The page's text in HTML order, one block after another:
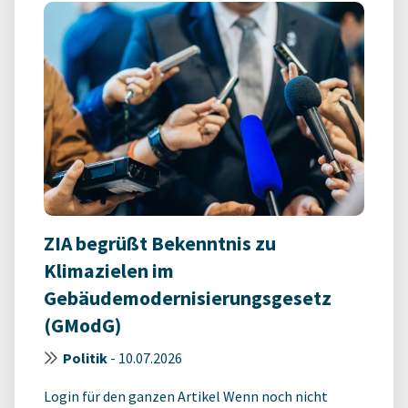
ZIA begrüßt Bekenntnis zu
Klimazielen im
Gebäudemodernisierungsgesetz
(GModG)
Politik - 10.07.2026
Login für den ganzen Artikel Wenn noch nicht